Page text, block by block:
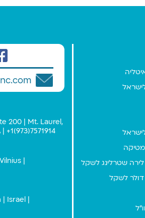
200 | Mt. Laurel,
| +1(973)7571914
|
| Israel |
שטרלינג לשקל
לשקל